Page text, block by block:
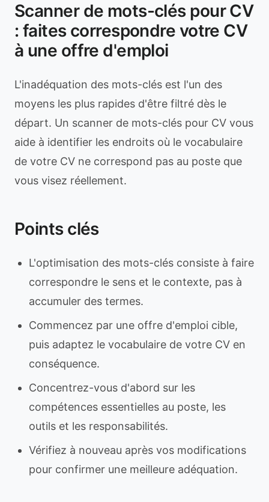
Scanner de mots-clés pour CV
: faites correspondre votre CV
à une offre d'emploi
L'inadéquation des mots-clés est l'un des
moyens les plus rapides d'être filtré dès le
départ. Un scanner de mots-clés pour CV vous
aide à identifier les endroits où le vocabulaire
de votre CV ne correspond pas au poste que
vous visez réellement.
Points clés
L'optimisation des mots-clés consiste à faire
correspondre le sens et le contexte, pas à
accumuler des termes.
Commencez par une offre d'emploi cible,
puis adaptez le vocabulaire de votre CV en
conséquence.
Concentrez-vous d'abord sur les
compétences essentielles au poste, les
outils et les responsabilités.
Vérifiez à nouveau après vos modifications
pour confirmer une meilleure adéquation.